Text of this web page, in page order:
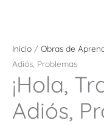
Inicio / Obras de
Adiós, Problemas
¡Hola,
Adiós,